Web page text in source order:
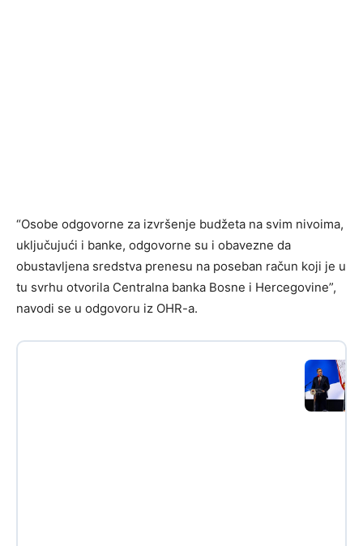
“Osobe odgovorne za izvršenje budžeta na svim nivoima,
uključujući i banke, odgovorne su i obavezne da
obustavljena sredstva prenesu na poseban račun koji je u
tu svrhu otvorila Centralna banka Bosne i Hercegovine”,
navodi se u odgovoru iz OHR-a.